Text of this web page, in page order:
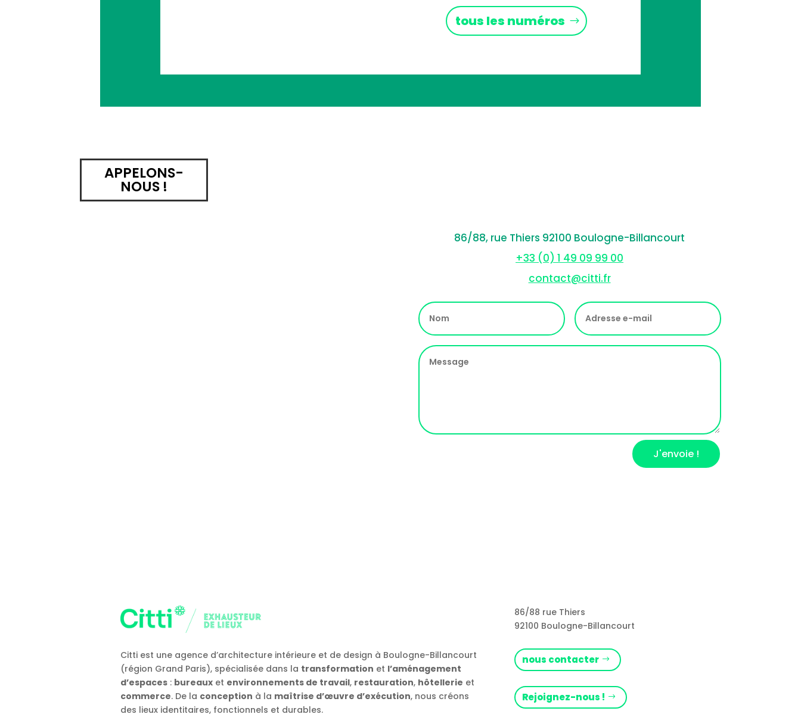
tous les numéros
APPELONS-
NOUS !
86/88, rue Thiers 92100 Boulogne-Billancourt
+33 (0) 1 49 09 99 00
contact@citti.fr
J'envoie !
Citti est une agence d’architecture intérieure et de design à Boulogne-Billancourt
(région Grand Paris), spécialisée dans la transformation et l’aménagement
d’espaces: bureauxet environnements de travail, restauration, hôtellerie et
commerce. De la conception à la maîtrise d’œuvre d’exécution, nous créons
des lieux identitaires, fonctionnels et durables.
86/88 rue Thiers
92100 Boulogne-Billancourt
nous contacter
Rejoignez-nous !